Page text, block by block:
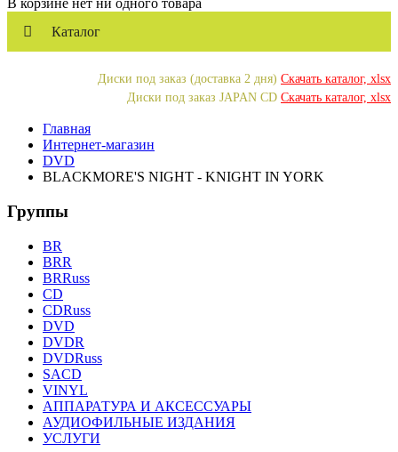
В корзине нет ни одного товара
Каталог
Диски под заказ (доставка 2 дня) Скачать каталог, xlsx
Диски под заказ JAPAN CD Скачать каталог, xlsx
Главная
Интернет-магазин
DVD
BLACKMORE'S NIGHT - KNIGHT IN YORK
Группы
BR
BRR
BRRuss
CD
CDRuss
DVD
DVDR
DVDRuss
SACD
VINYL
АППАРАТУРА И АКСЕССУАРЫ
АУДИОФИЛЬНЫЕ ИЗДАНИЯ
УСЛУГИ